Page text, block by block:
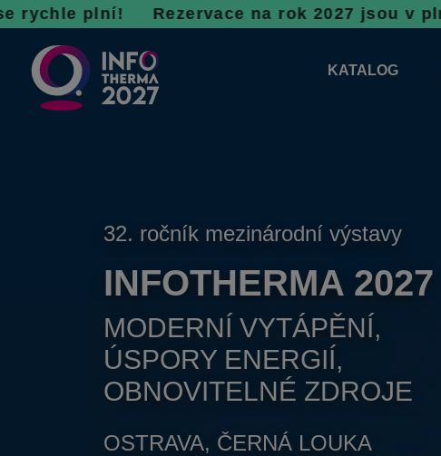
R ezervace na rok 2027 jsou v plném
KATALOG
32. ročník mezinárodní výstavy
INFOTHERMA 2027
MODERNÍ VYTÁPĚNÍ,
ÚSPORY ENERGIÍ,
OBNOVITELNÉ ZDROJE
OSTRAVA, ČERNÁ LOUKA